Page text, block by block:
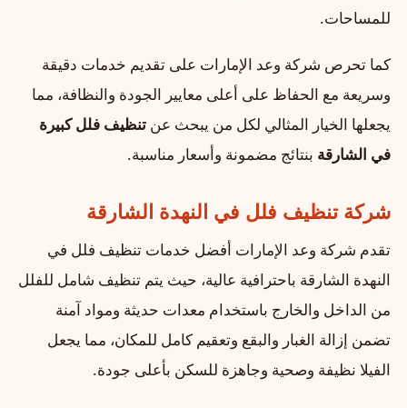
للمساحات.
كما تحرص شركة وعد الإمارات على تقديم خدمات دقيقة
وسريعة مع الحفاظ على أعلى معايير الجودة والنظافة، مما
يجعلها الخيار المثالي لكل من يبحث عن تنظيف فلل كبيرة
في الشارقة بنتائج مضمونة وأسعار مناسبة.
شركة تنظيف فلل في النهدة الشارقة
تقدم شركة وعد الإمارات أفضل خدمات تنظيف فلل في
النهدة الشارقة باحترافية عالية، حيث يتم تنظيف شامل للفلل
من الداخل والخارج باستخدام معدات حديثة ومواد آمنة
تضمن إزالة الغبار والبقع وتعقيم كامل للمكان، مما يجعل
الفيلا نظيفة وصحية وجاهزة للسكن بأعلى جودة.